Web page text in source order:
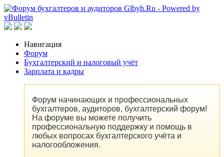
Навигация
Форум
Бухгалтерский и налоговый учёт
Зарплата и кадры
Форум начинающих и профессиональных
бухгалтеров, аудиторов, бухгалтерский форум!
На форуме вы можете получить
профессиональную поддержку и помощь в
любых вопросах бухгалтерского учёта и
налогообложения.